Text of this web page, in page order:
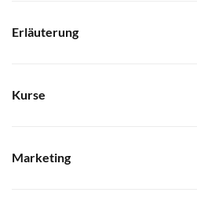
Erläuterung
Kurse
Marketing